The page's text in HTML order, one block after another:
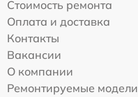
Стоимость ремонта
Оплата и доставка
Контакты
Вакансии
О компании
Ремонтируемые модели